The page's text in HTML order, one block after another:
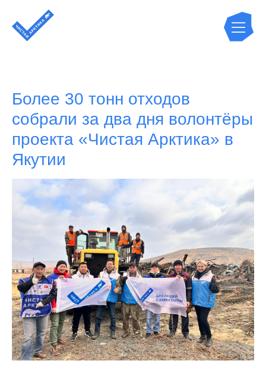
Более 30 тонн отходов
собрали за два дня волонтёры
проекта «Чистая Арктика» в
Якутии